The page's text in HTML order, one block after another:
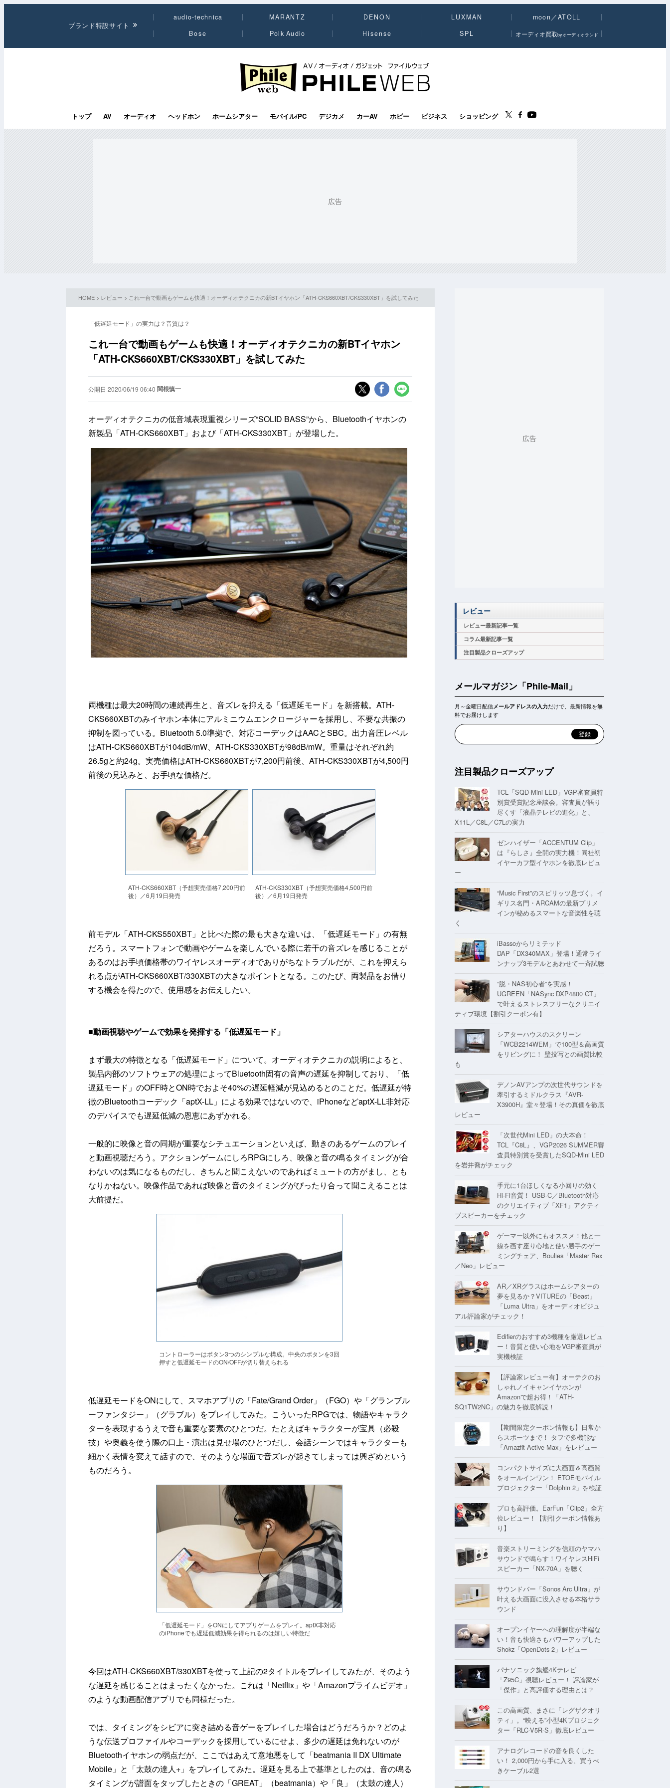
ブランド特設サイト
audio-technica MARANTZ DENON LUXMAN
moon／ATOLL
Bose
Polk Audio Hisense SPL オーディオ買取byオーディオランド
PHILE WEB｜AV/オーディオ/ガジェット
トップ AV オーディオ ヘッドホン ホームシアター モバイル/PC デジカメ カーAV ホビー ビジネス ショッピング
HOME > レビュー > これ一台で動画もゲームも快適！オーディオテクニカの新BTイヤホン「ATH-CKS660XBT/CKS330XBT」を試してみた
「低遅延モード」の実力は？音質は？
これ一台で動画もゲームも快適！オーディオテクニカの新BTイヤホン
「ATH-CKS660XBT/CKS330XBT」を試してみた
公開日 2020/06/19 06:40 関根慎一
オーディオテクニカの低音域表現重視シリーズ“SOLID BASS”から、Bluetoothイヤホンの
新製品「ATH-CKS660XBT」および「ATH-CKS330XBT」が登場した。
両機種は最大20時間の連続再生と、音ズレを抑える「低遅延モード」を新搭載。ATH-
CKS660XBTのみイヤホン本体にアルミニウムエンクロージャーを採用し、不要な共振の
抑制を図っている。Bluetooth 5.0準拠で、対応コーデックはAACとSBC。出力音圧レベル
はATH-CKS660XBTが104dB/mW、ATH-CKS330XBTが98dB/mW。重量はそれぞれ約
26.5gと約24g。実売価格はATH-CKS660XBTが7,200円前後、ATH-CKS330XBTが4,500円
前後の見込みと、お手頃な価格だ。
ATH-CKS660XBT（予想実売価格7,200円前
後）／6月19日発売
ATH-CKS330XBT（予想実売価格4,500円前
後）／6月19日発売
前モデル「ATH-CKS550XBT」と比べた際の最も大きな違いは、「低遅延モード」の有無
だろう。スマートフォンで動画やゲームを楽しんでいる際に若干の音ズレを感じることが
あるのはお手頃価格帯のワイヤレスオーディオでありがちなトラブルだが、これを抑えら
れる点がATH-CKS660XBT/330XBTの大きなポイントとなる。このたび、両製品をお借り
する機会を得たので、使用感をお伝えしたい。
■動画視聴やゲームで効果を発揮する「低遅延モード」
まず最大の特徴となる「低遅延モード」について。オーディオテクニカの説明によると、
製品内部のソフトウェアの処理によってBluetooth固有の音声の遅延を抑制しており、「低
遅延モード」のOFF時とON時でおよそ40%の遅延軽減が見込めるとのことだ。低遅延が特
徴のBluetoothコーデック「aptX-LL」による効果ではないので、iPhoneなどaptX-LL非対応
のデバイスでも遅延低減の恩恵にあずかれる。
一般的に映像と音の同期が重要なシチュエーションといえば、動きのあるゲームのプレイ
と動画視聴だろう。アクションゲームにしろRPGにしろ、映像と音の鳴るタイミングが合
わないのは気になるものだし、きちんと聞こえないのであればミュートの方がまし、とも
なりかねない。映像作品であれば映像と音のタイミングがぴったり合って聞こえることは
大前提だ。
コントローラーはボタン3つのシンプルな構成。中央のボタンを3回
押すと低遅延モードのON/OFFが切り替えられる
低遅延モードをONにして、スマホアプリの「Fate/Grand Order」（FGO）や「グランブル
ーファンタジー」（グラブル）をプレイしてみた。こういったRPGでは、物語やキャラク
ターを表現するうえで音も重要な要素のひとつだ。たとえばキャラクターが宝具（必殺
技）や奥義を使う際の口上・演出は見せ場のひとつだし、会話シーンではキャラクターも
細かく表情を変えて話すので、そのような場面で音ズレが起きてしまっては興ざめという
ものだろう。
「低遅延モード」をONにしてアプリゲームをプレイ。aptX非対応
のiPhoneでも遅延低減効果を得られるのは嬉しい特徴だ
今回はATH-CKS660XBT/330XBTを使って上記の2タイトルをプレイしてみたが、そのよう
な遅延を感じることはまったくなかった。これは「Netflix」や「Amazonプライムビデオ」
のような動画配信アプリでも同様だった。
では、タイミングをシビアに突き詰める音ゲーをプレイした場合はどうだろうか？どのよ
うな伝送プロファイルやコーデックを採用しているにせよ、多少の遅延は免れないのが
Bluetoothイヤホンの弱点だが、ここではあえて意地悪をして「beatmania II DX Ultimate
Mobile」と「太鼓の達人+」をプレイしてみた。遅延を見る上で基準としたのは、音の鳴る
タイミングが譜面をタップしたときの「GREAT」（beatmania）や「良」（太鼓の達人）
レビュー
レビュー最新記事一覧
コラム最新記事一覧
注目製品クローズアップ
メールマガジン「Phile-Mail」
月～金曜日配信メールアドレスの入力だけで、最新情報を無
料でお届けします
注目製品クローズアップ
TCL「SQD-Mini LED」VGP審査員特
別賞受賞記念座談会。審査員が語り
尽くす「液晶テレビの進化」と、
X11L／C8L／C7Lの実力
ゼンハイザー「ACCENTUM Clip」
は『らしさ』全開の実力機！同社初
イヤーカフ型イヤホンを徹底レビュ
ー
“Music First”のスピリッツ息づく。イ
ギリス名門・ARCAMの最新プリメ
インが秘めるスマートな音楽性を聴
く
iBassoからリミテッド
DAP「DX340MAX」登場！通常ライ
ンナップ3モデルとあわせて一斉試聴
“脱・NAS初心者”を実感！
UGREEN「NASync DXP4800 GT」
で叶えるストレスフリーなクリエイ
ティブ環境【割引クーポン有】
シアターハウスのスクリーン
「WCB2214WEM」で100型＆高画質
をリビングに！ 壁投写との画質比較
も
デノンAVアンプの次世代サウンドを
牽引するミドルクラス『AVR-
X3900H』堂々登場！その真価を徹底
レビュー
「次世代Mini LED」の大本命！
TCL『C8L』、VGP2026 SUMMER審
査員特別賞を受賞したSQD-Mini LED
を岩井喬がチェック
手元に1台ほしくなる小回りの効く
Hi-Fi音質！ USB-C／Bluetooth対応
のクリエイティブ「XF1」アクティ
ブスピーカーをチェック
ゲーマー以外にもオススメ！他と一
線を画す座り心地と使い勝手のゲー
ミングチェア、Boulies「Master Rex
／Neo」レビュー
AR／XRグラスはホームシアターの
夢を見るか？VITUREの「Beast」
「Luma Ultra」をオーディオビジュ
アル評論家がチェック！
Edifierのおすすめ3機種を厳選レビュ
ー！音質と使い心地をVGP審査員が
実機検証
【評論家レビュー有】オーテクのお
しゃれノイキャンイヤホンが
Amazonで超お得！「ATH-
SQ1TW2NC」の魅力を徹底解説！
【期間限定クーポン情報も】日常か
らスポーツまで！ タフで多機能な
「Amazfit Active Max」をレビュー
コンパクトサイズに大画面＆高画質
をオールインワン！ ETOEモバイル
プロジェクター「Dolphin 2」を検証
プロも高評価。EarFun「Clip2」全方
位レビュー！【割引クーポン情報あ
り】
音楽ストリーミングを信頼のヤマハ
サウンドで鳴らす！ワイヤレスHiFi
スピーカー「NX-70A」を聴く
サウンドバー「Sonos Arc Ultra」が
叶える大画面に没入させる本格サラ
ウンド
オープンイヤーへの理解度が半端な
い！音も快適さもパワーアップした
Shokz「OpenDots 2」レビュー
パナソニック旗艦4Kテレビ
「Z95C」視聴レビュー！ 評論家が
「傑作」と高評価する理由とは？
この高画質、まさに「レグザクオリ
ティ」。“映える”小型4Kプロジェク
ター「RLC-V5R-S」徹底レビュー
アナログレコードの音を良くした
い！ 2,000円から手に入る、買うべ
きケーブル2選